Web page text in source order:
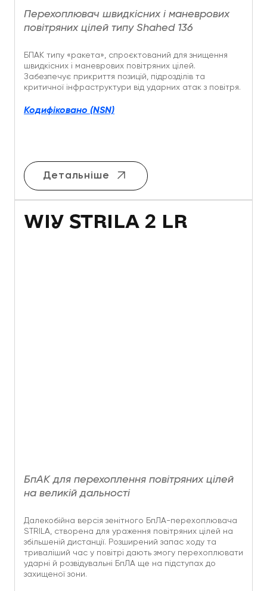
Перехоплювач швидкісних і маневрових
повітряних цілей типу Shahed 136
БПАК типу «ракета», спроєктований для знищення
швидкісних і маневрових повітряних цілей.
Забезпечує прикриття позицій, підрозділів та
критичної інфраструктури від ударних атак з повітря.
Кодифіковано (NSN)
Детальніше
WIY STRILA 2 LR
БпАК для перехоплення повітряних цілей
на великій дальності
Далекобійна версія зенітного БпЛА-перехоплювача
STRILA, створена для ураження повітряних цілей на
збільшеній дистанції. Розширений запас ходу та
триваліший час у повітрі дають змогу перехоплювати
ударні й розвідувальні БпЛА ще на підступах до
захищеної зони.